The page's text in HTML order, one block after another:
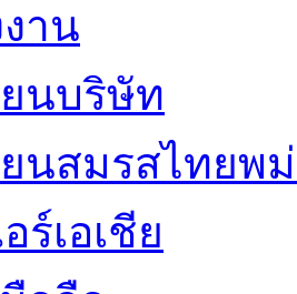
าน
นบริษัท
นสมรสไทยพ
ร์เอเชีย